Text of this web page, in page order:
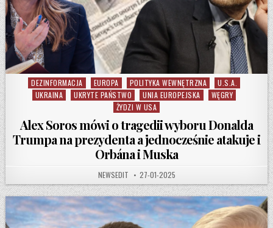
Posted in
DEZINFORMACJA EUROPA POLITYKA WEWNĘTRZNA
U.S.A.
UKRAINA
UKRYTE PAŃSTWO UNIA EUROPEJSKA
WĘGRY
ŻYDZI W USA
Alex Soros mówi o tragedii wyboru Donalda
Trumpa na prezydenta a jednocześnie atakuje i
Orbána i Muska
AUTHOR:
NEWSEDIT PUBLISHED DATE:
27-01-2025